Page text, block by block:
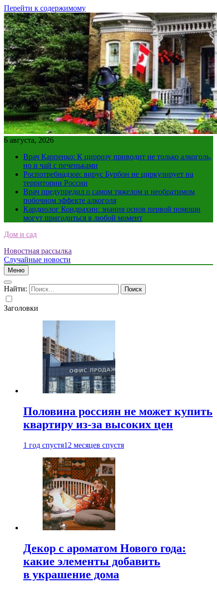
Перейти к содержимому
6 августа, 2026
Врач Карпенко: К циррозу приводит не только алкоголь,
но и чай с печеньками
Роспотребнадзор: вирус Бурбон не циркулирует на
территории России
Врач предупредил о самом тяжелом и необратимом
побочном эффекте алкоголя
Кардиолог Кондрахин: знания основ первой помощи
могут пригодиться в любой момент
Дом и сад
Новостная рассылка
Случайные новости
Меню
Найти:
Заголовки
Половина россиян не может купить
квартиру из-за высоких цен
1 год спустя12 месяцев спустя
Декор с ароматом Нового года:
какие элементы добавить
в украшение дома